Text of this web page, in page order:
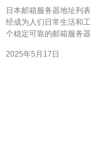
日本邮箱服务器地址列表 随着互联网的普及，电子邮件已
经成为人们日常生活和
个稳定可靠的邮箱服务
的邮箱服务。 以下是一些日本常用的邮箱服务器地址，供
2025年5月17日